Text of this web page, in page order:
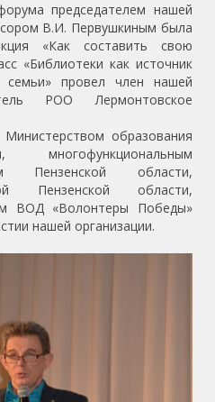
председателем нашей
В.И. Первушкиным была
«Как составить свою
«Библиотеки как источник
провел член нашей
РОО Лермонтовское
образования
многофункциональным
Пензенской области,
Пензенской области,
ВОД «Волонтеры Победы»
нашей организации.